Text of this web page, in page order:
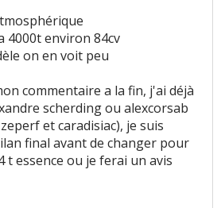
pas
8n'aiment pas
:11aiment
10n'aiment pas
4000t environ 84cv
on en voit peu
commentaire a la fin, j'ai déjà
scherding ou alexcorsab
et caradisiac), je suis
final avant de changer pour
t essence ou je ferai un avis